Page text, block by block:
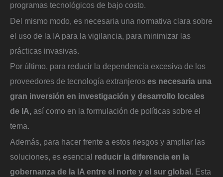
programas tecnológicos de bajo costo.
Del mismo modo, es necesaria una normativa clara sobre
el uso de la IA para la vigilancia, para minimizar las
prácticas invasivas.
Por último, para reducir la dependencia excesiva de los
proveedores de tecnología extranjeros es necesaria una
gran inversión en investigación y desarrollo locales
de IA, así como en la formulación de políticas sobre el
tema.
Además, para hacer frente a estos riesgos y ampliar las
soluciones, es esencial reducir la diferencia en la
gobernanza de la IA entre el norte y el sur global. Esta